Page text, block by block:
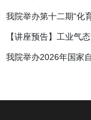
我院举办第十二期“化
【讲座预告】工业气
我院举办2026年国家